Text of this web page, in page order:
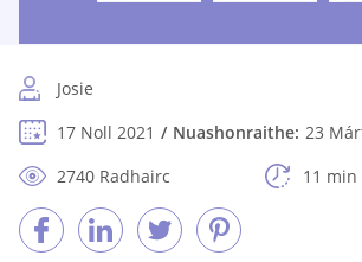
Josie
17 Noll 2021
Nuashonraithe: 23
2740 Radhairc
11 min